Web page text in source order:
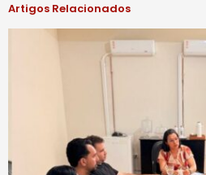
Artigos Relacionados